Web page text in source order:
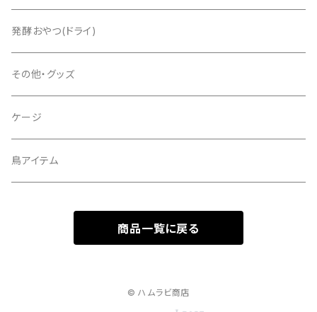
発酵おやつ(ドライ)
その他・グッズ
ケージ
鳥アイテム
商品一覧に戻る
© ハムラビ商店